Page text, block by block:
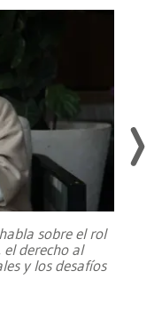
sobre el rol
derecho al
y los desafíos